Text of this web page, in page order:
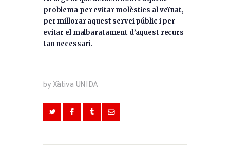
problema per evitar molèsties al veïnat,
per millorar aquest servei públic i per
evitar el malbaratament d’aquest recurs
tan necessari.
by Xàtiva UNIDA